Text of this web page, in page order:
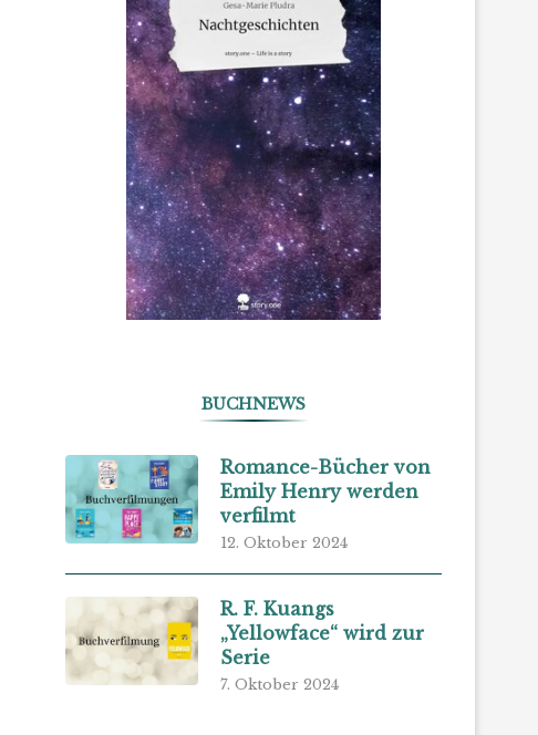
BUCHNEWS
Romance-Bücher von
Emily Henry werden
verfilmt
12. Oktober 2024
R. F. Kuangs
„Yellowface“ wird zur
Serie
7. Oktober 2024